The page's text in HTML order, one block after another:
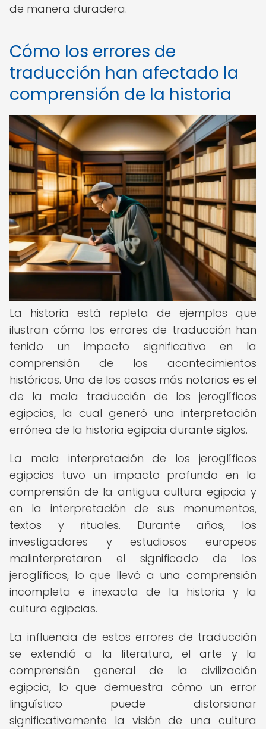
de manera duradera.
Cómo los errores de
traducción han afectado la
comprensión de la historia
La historia está repleta de ejemplos que
ilustran cómo los errores de traducción han
tenido un impacto significativo en la
comprensión de los acontecimientos
históricos. Uno de los casos más notorios es el
de la mala traducción de los jeroglíficos
egipcios, la cual generó una interpretación
errónea de la historia egipcia durante siglos.
La mala interpretación de los jeroglíficos
egipcios tuvo un impacto profundo en la
comprensión de la antigua cultura egipcia y
en la interpretación de sus monumentos,
textos y rituales. Durante años, los
investigadores y estudiosos europeos
malinterpretaron el significado de los
jeroglíficos, lo que llevó a una comprensión
incompleta e inexacta de la historia y la
cultura egipcias.
La influencia de estos errores de traducción
se extendió a la literatura, el arte y la
comprensión general de la civilización
egipcia, lo que demuestra cómo un error
lingüístico puede distorsionar
significativamente la visión de una cultura